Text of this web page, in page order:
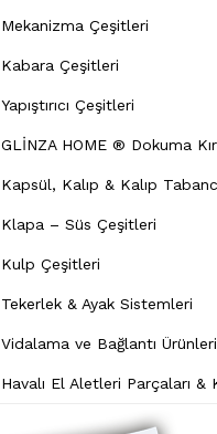
Mekanizma Çeşitleri
Kabara Çeşitleri
Yapıştırıcı Çeşitleri
Klapa – Süs Çeşitleri
Kulp Çeşitleri
Tekerlek & Ayak Sistemleri
Vidalama ve Bağlantı Ürünleri